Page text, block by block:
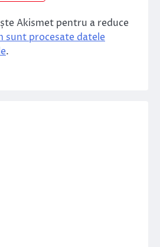
Akismet pentru a reduce
sunt procesate datele
.